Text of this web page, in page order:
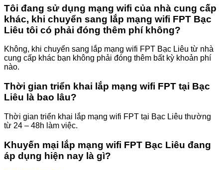
Tôi đang sử dụng mạng wifi của nhà cung cấp
khác, khi chuyển sang lắp mạng wifi FPT Bạc
Liêu tôi có phải đóng thêm phí không?
Không, khi chuyển sang lắp mạng wifi FPT Bạc Liêu từ nhà
cung cấp khác bạn không phải đóng thêm bất kỳ khoản phí
nào.
Thời gian triển khai lắp mạng wifi FPT tại Bạc
Liêu là bao lâu?
Thời gian triển khai lắp mạng wifi FPT tại Bạc Liêu thường
từ 24 – 48h làm việc.
Khuyến mại lắp mạng wifi FPT Bạc Liêu đang
áp dụng hiện nay là gì?